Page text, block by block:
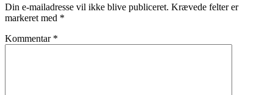
Din e-mailadresse vil ikke blive publiceret. Krævede felter er
markeret med *
Kommentar *